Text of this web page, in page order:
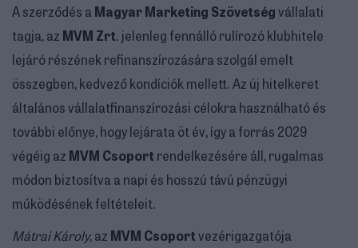
A szerződés a Magyar Marketing Szövetségvállalati
tagja, az MVM Zrt. jelenleg fennálló rulírozó klubhitele
lejáró részének refinanszírozására szolgál emelt
összegben, kedvező kondíciók mellett. Az új hitelkeret
általános vállalatfinanszírozási célokra használható és
további előnye, hogy lejárata öt év, így a forrás 2029
végéig az MVM Csoport rendelkezésére áll, rugalmas
módon biztosítva a napi és hosszú távú pénzügyi
működésének feltételeit.
Mátrai Károly, az MVM Csoportvezérigazgatója